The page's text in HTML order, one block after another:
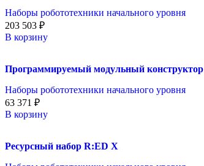
Наборы робототехники начального уровня
203 503 ₽
В корзину
Программируемый модульный
Наборы робототехники начального уровня
63 371 ₽
В корзину
Ресурсный набор R:ED X